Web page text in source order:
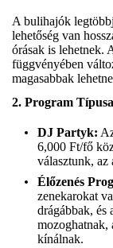
A bulihajók
lehetőség van
órásak is lehetnek.
függvényében
magasabbak
2. Program Típusa
DJ Partyk:
6,000 Ft/fő
választunk, az
Élőzenés
zenekarokat
drágábbak, és
mozoghatnak,
kínálnak.